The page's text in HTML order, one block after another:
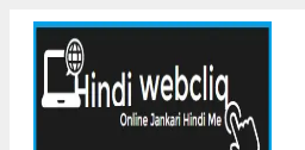
Skip
content